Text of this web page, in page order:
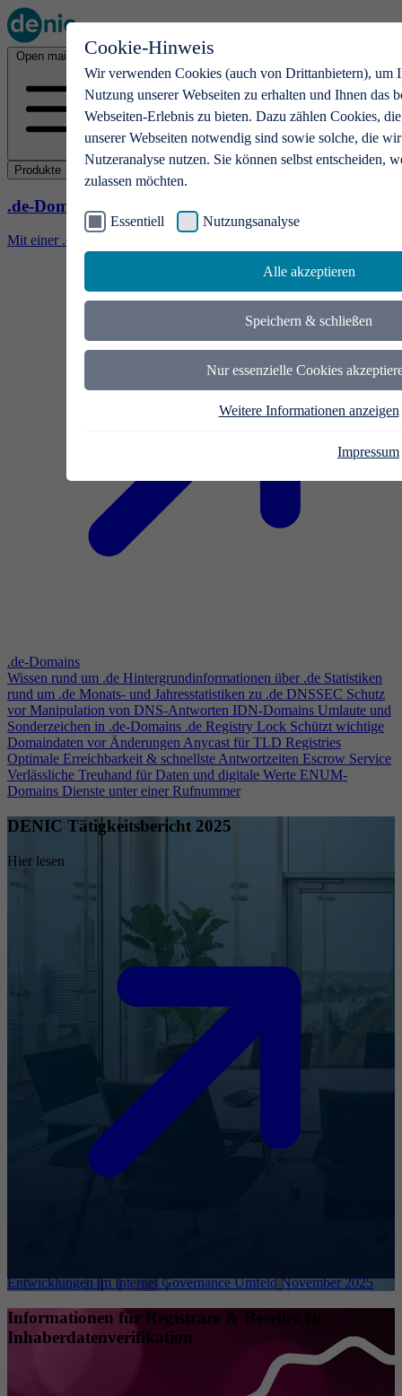
Cookie-Hinweis
Wir verwenden Cookies (auch von Drittanbietern), um
Nutzung unserer Webseiten zu erhalten und Ihnen das
Webseiten-Erlebnis zu bieten. Dazu zählen Cookies,
unserer Webseiten notwendig sind sowie solche, die
Nutzeranalyse nutzen. Sie können selbst entscheiden,
zulassen möchten.
Essentiell Nutzungsanalyse
Alle akzeptieren
Speichern & schließen
Nur essenzielle Cookies
Weitere Informationen anzeigen
Impressum
Open main menu
Produkte
.de-Domains
Mit einer .de-Domain erhalten Ideen eine Bühne
.de-Domains
Wissen rund um .de Hintergrundinformationen über .de Statistiken
rund um .de Monats- und Jahresstatistiken zu .de DNSSEC Schutz
vor Manipulation von DNS-Antworten IDN-Domains Umlaute und
Sonderzeichen in .de-Domains .de Registry Lock Schützt wichtige
Domaindaten vor ÄnderungenAnycast für TLD Registries
Optimale Erreichbarkeit & schnellste Antwortzeiten Escrow Service
Verlässliche Treuhand für Daten und digitale Werte ENUM-
Domains Dienste unter einer Rufnummer
DENIC Tätigkeitsbericht 2025
Hier lesen
Entwicklungen im Internet Governance Umfeld November 2025
Informationen für Registrare & Reseller zu
Inhaberdatenverifikation